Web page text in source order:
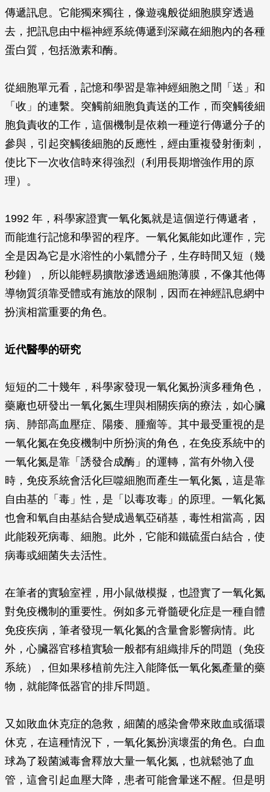
傳遞訊息。它能獨來獨往，像遊魂般從細胞膜穿透過
去，把訊息由中樞神經系統傳遞到深藏在細胞內的各種
蛋白質，包括激素和酶。
從細胞單元看，記憶和學習是靠神經細胞之間「送」和
「收」的連繫。突觸前細胞負責送的工作，而突觸後細
胞負責收的工作，這個機制是依賴一種逆行傳遞分子的
參與，引起突觸後細胞的反應性，經由重複發射衝刺，
使比下一次收信時來得強烈（利用長期增強作用的原
理）。
1992 年，科學家證實一氧化氮就是這個逆行傳遞者，
而能進行記憶和學習的程序。一氧化氮能如此運作，完
全是因為它是水溶性的小氣體分子，生存時間又短（幾
秒鐘），所以能輕易擴散滲透過細胞薄膜，不像其他傳
導物質須靠受體或有施放的限制，因而在神經訊息網中
扮演相當重要的角色。
近代醫學的研究
短短的二十幾年，科學家發現一氧化氮扮演多種角色，
藥廠也研發出一氧化氮生理與相關疾病的療法，如心臟
病、肺部高血壓症、陽痿、腫瘤等。其中最受重視的是
一氧化氮在免疫機制中所扮演的角色，在免疫系統中的
一氧化氮是靠「誘發合成酶」的運轉，當有外物入侵
時，免疫系統會活化巨噬細胞而產生一氧化氮，這是靠
自由基的「毒」性，是「以毒攻毒」的原理。一氧化氮
也會和氧自由基結合變成過氧亞硝基，毒性相當高，因
此能殺死病毒、細胞。此外，它能和鐵硫蛋白結合，使
病毒或細菌失去活性。
在筆者的實驗室裡，用小鼠做模擬，也證實了一氧化氮
對免疫機制的重要性。例如多元脊髓硬化症是一種自體
免疫疾病，筆者發現一氧化氮的含量會影響病情。此
外，心臟器官移植實驗一般都有組織排斥的問題（免疫
系統），但如果移植前先注入能降低一氧化氮產量的藥
物，就能降低器官的排斥問題。
又如敗血休克症的急救，細菌的感染會帶來敗血或循環
休克，在這種情況下，一氧化氮扮演壞蛋的角色。白血
球為了殺菌滅毒會釋放大量一氧化氮，也就鬆弛了血
管，這會引起血壓大降，患者可能會暈迷不醒。但是明